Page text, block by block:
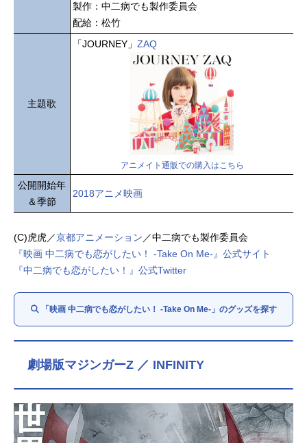
製作：中二病でも製作委員会
配給：松竹
主題歌
「JOURNEY」 ZAQ
アニメイト通販での購入はこちら
公開開始年
＆季節
2018アニメ映画
(C)虎虎／京都アニメーション／中二病でも製作委員会
『映画 中二病でも恋がしたい！ -Take On Me-』公式サイト
『中二病でも恋がしたい！』公式Twitter
「映画 中二病でも恋がしたい！ -Take On Me-」のグッズを探す
劇場版マジンガーZ ／ INFINITY